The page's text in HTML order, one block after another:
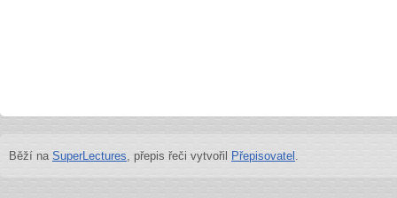
Běží na SuperLectures, přepis řeči vytvořil Přepisovatel .